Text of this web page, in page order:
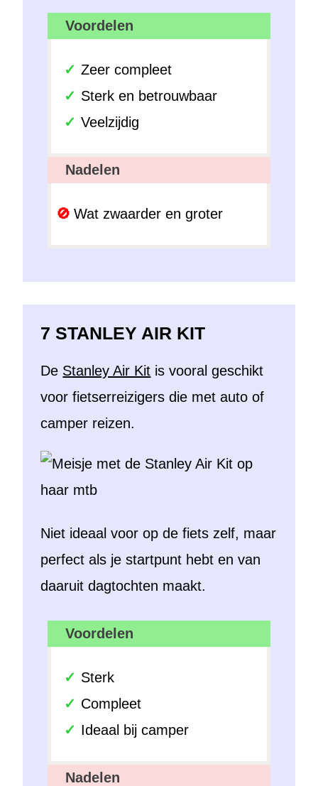
Voordelen
Zeer compleet
Sterk en betrouwbaar
Veelzijdig
Nadelen
Wat zwaarder en groter
7 STANLEY AIR KIT
De Stanley Air Kit is vooral geschikt
voor fietserreizigers die met auto of
camper reizen.
Niet ideaal voor op de fiets zelf, maar
perfect als je startpunt hebt en van
daaruit dagtochten maakt.
Voordelen
Sterk
Compleet
Ideaal bij camper
Nadelen